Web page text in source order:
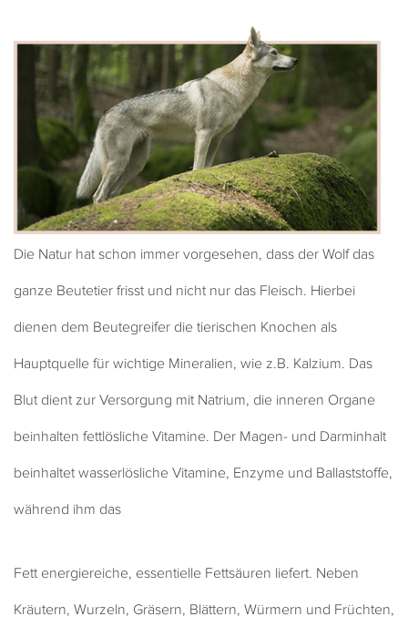
Die Natur hat schon immer vorgesehen, dass der Wolf das
ganze Beutetier frisst und nicht nur das Fleisch. Hierbei
dienen dem Beutegreifer die tierischen Knochen als
Hauptquelle für wichtige Mineralien, wie z.B. Kalzium. Das
Blut dient zur Versorgung mit Natrium, die inneren Organe
beinhalten fettlösliche Vitamine. Der Magen- und Darminhalt
beinhaltet wasserlösliche Vitamine, Enzyme und Ballaststoffe,
während ihm das
Fett energiereiche, essentielle Fettsäuren liefert. Neben
Kräutern, Wurzeln, Gräsern, Blättern, Würmern und Früchten,